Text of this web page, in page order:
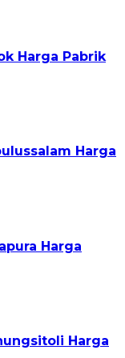
Harga Pabrik
Harga
Harga
Harga